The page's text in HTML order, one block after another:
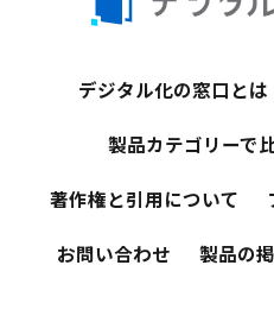
デジタル化の窓口とは
製品カテゴリーで
著作権と引用について
お問い合わせ 製品の